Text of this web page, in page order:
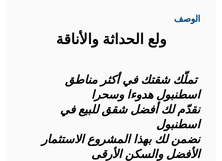
الوصف
ولع الحداثة والأناقة
تملّك شقتك في أكثر مناطق
اسطنبول هدوءا وسحرا
نقدّم لك أفضل شقق للبيع في
اسطنبول
نضمن لك بهذا المشروع الاستثمار
الأفضل والسكن الأرقى